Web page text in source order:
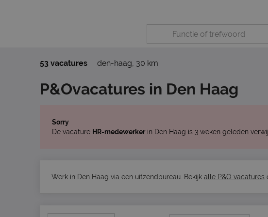
53 vacatures den-haag, 30 km
P&Ovacatures in Den Haag
Sorry
De vacature HR-medewerkerin Den Haag is 3 weken geleden
Werk in Den Haag via een uitzendbureau. Bekijk alle P&O vacatures